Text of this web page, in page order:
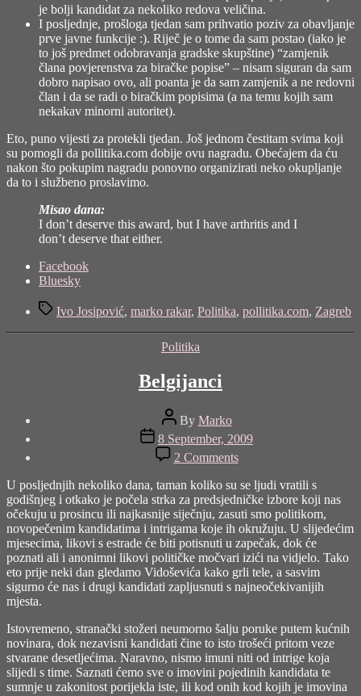
je bolji kandidat za nekoliko redova veličina.
I posljednje, prošloga tjedan sam prihvatio poziv za obavljanje
prve javne funkcije :). Riječ je o tome da sam postao (iako je
to još predmet odobravanja gradske skupštine) “zamjenik
člana povjerenstva za biračke popise” – nisam siguran da sam
dobro napisao ovo, ali poanta je da sam zamjenik a ne redovni
član i da se radi o biračkim popisima (a na temu kojih sam
nekakav minorni autoritet).
Eto, puno vijesti za protekli tjedan. Još jednom čestitam svima koji
su pomogli da pollitika.com dobije ovu nagradu. Obećajem da ću
nakon što pokupim nagradu ponovno organizirati neko okupljanje
da to i službeno proslavimo.
Misao dana:
I don’t deserve this award, but I have arthritis and I
don’t deserve that either.
Share
"Priznanje
pollitika.com"
Facebook
Bluesky
TagsIvo Josipović, marko rakar, Politika, pollitika.com, Zagreb
Categories
Politika
Belgijanci
Post
author
By Marko
Post
date
8 September, 2009
2 Commentson
Belgijanci
U posljednjih nekoliko dana, taman koliko su se ljudi vratili s
godišnjeg i otkako je počela strka za predsjedničke izbore koji nas
očekuju u prosincu ili najkasnije siječnju, zasuti smo politikom,
novopečenim kandidatima i intrigama koje ih okružuju. U slijedećim
mjesecima, likovi s estrade će biti potisnuti u zapečak, dok će
poznati ali i anonimni likovi političke močvari izići na vidjelo. Tako
eto prije neki dan gledamo Vidoševića kako grli tele, a sasvim
sigurno će nas i drugi kandidati zapljusnuti s najneočekivanijih
mjesta.
Istovremeno, stranački stožeri neumorno šalju poruke putem kućnih
novinara, dok nezavisni kandidati čine to isto trošeći pritom veze
stvarane desetljećima. Naravno, nismo imuni niti od intrige koja
slijedi s time. Saznati ćemo sve o imovini pojedinih kandidata te
sumnje u zakonitost porijekla iste, ili kod onih kod kojih je imovina